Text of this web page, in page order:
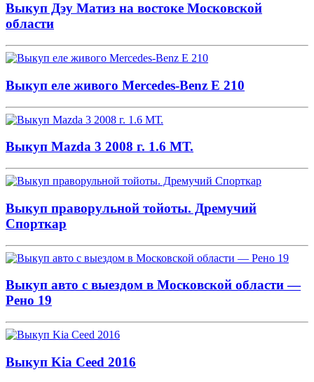
Выкуп Дэу Матиз на востоке Московской
области
Выкуп еле живого Mercedes-Benz E 210
Выкуп Mazda 3 2008 г. 1.6 МТ.
Выкуп праворульной тойоты. Дремучий
Спорткар
Выкуп авто с выездом в Московской области —
Рено 19
Выкуп Kia Ceed 2016